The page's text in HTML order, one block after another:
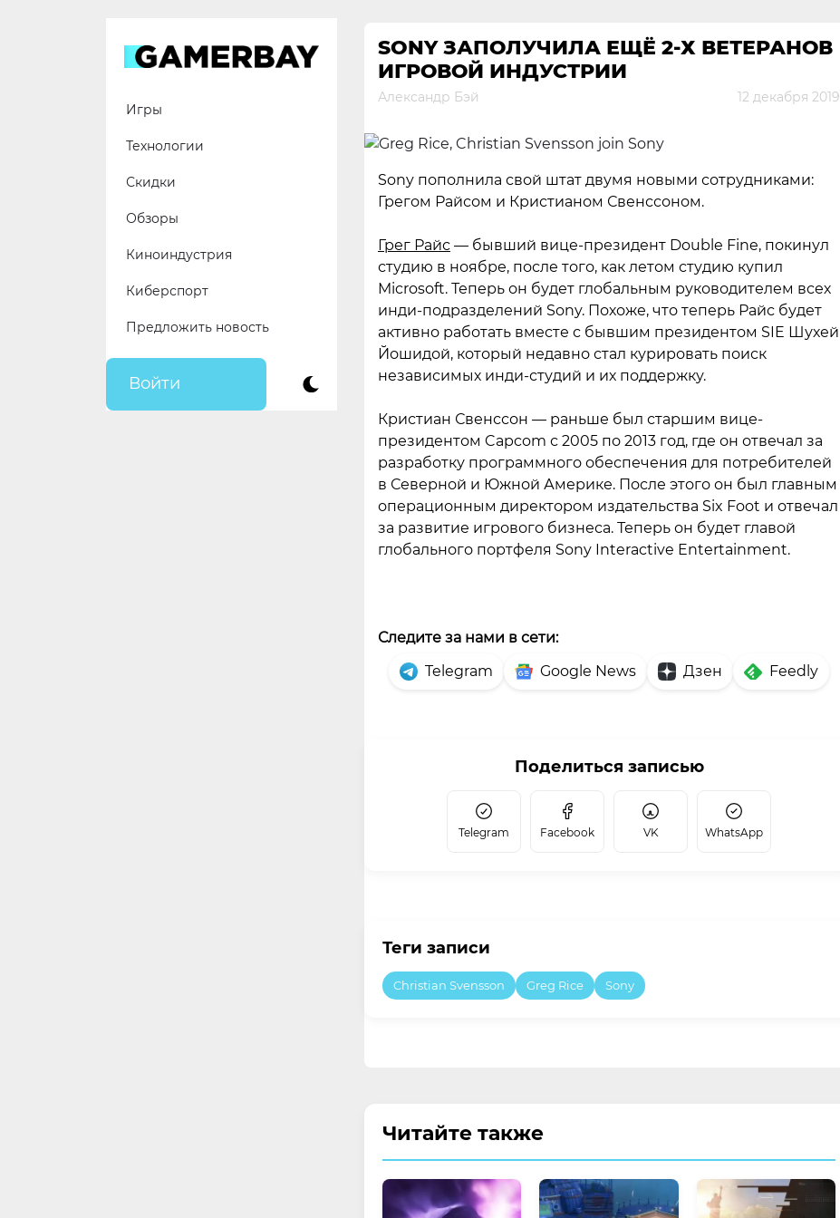
Игры
Технологии
Скидки
Обзоры
Киноиндустрия
Киберспорт
Предложить новость
Войти
SONY ЗАПОЛУЧИЛА ЕЩЁ 2-Х ВЕТЕРАНОВ
ИГРОВОЙ ИНДУСТРИИ
Александр Бэй 12 декабря 2019
Sony пополнила свой штат двумя новыми сотрудниками:
Грегом Райсом и Кристианом Свенссоном.
Грег Райс — бывший вице-президент Double Fine, покинул
студию в ноябре, после того, как летом студию купил
Microsoft. Теперь он будет глобальным руководителем всех
инди-подразделений Sony. Похоже, что теперь Райс будет
активно работать вместе с бывшим президентом SIE Шухей
Йошидой, который недавно стал курировать поиск
независимых инди-студий и их поддержку.
Кристиан Свенссон — раньше был старшим вице-
президентом Capcom с 2005 по 2013 год, где он отвечал за
разработку программного обеспечения для потребителей
в Северной и Южной Америке. После этого он был главным
операционным директором издательства Six Foot и отвечал
за развитие игрового бизнеса. Теперь он будет главой
глобального портфеля Sony Interactive Entertainment.
Следите за нами в сети:
Telegram
Google News Дзен Feedly
Поделиться записью
Telegram Facebook VK WhatsApp
Теги записи
Christian Svensson Greg Rice Sony
Читайте также